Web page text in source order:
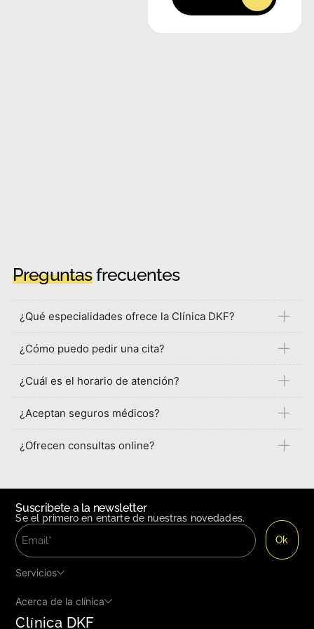
Preguntasfrecuentes
¿Qué especialidades ofrece la Clínica DKF?
¿Cómo puedo pedir una cita?
¿Cuál es el horario de atención?
¿Aceptan seguros médicos?
¿Ofrecen consultas online?
Clínica DKF
Suscribete a la newsletter
Se el primero en entarte de nuestras novedades.
Servicios
Acerca de la clínica